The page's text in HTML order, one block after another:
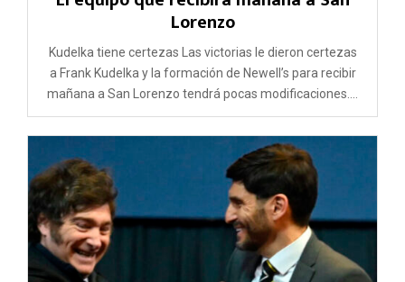
Lorenzo
Kudelka tiene certezas Las victorias le dieron certezas
a Frank Kudelka y la formación de Newell’s para recibir
mañana a San Lorenzo tendrá pocas modificaciones....